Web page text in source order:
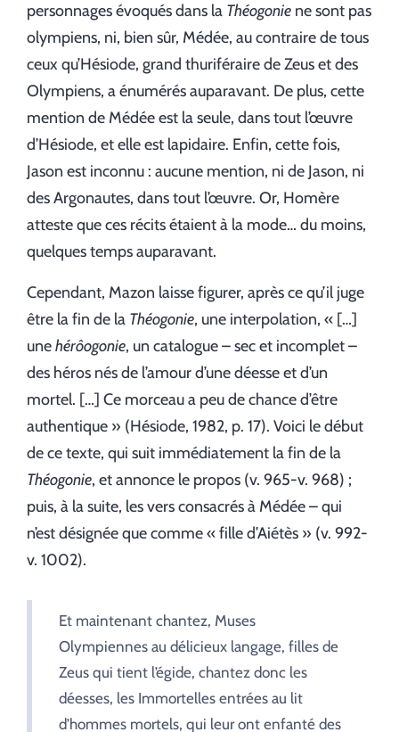
personnages évoqués dans la Théogonie ne sont pas
olympiens, ni, bien sûr, Médée, au contraire de tous
ceux qu’Hésiode, grand thuriféraire de Zeus et des
Olympiens, a énumérés auparavant. De plus, cette
mention de Médée est la seule, dans tout l’œuvre
d’Hésiode, et elle est lapidaire. Enfin, cette fois,
Jason est inconnu : aucune mention, ni de Jason, ni
des Argonautes, dans tout l’œuvre. Or, Homère
atteste que ces récits étaient à la mode… du moins,
quelques temps auparavant.
Cependant, Mazon laisse figurer, après ce qu’il juge
être la fin de la Théogonie, une interpolation, « […]
unehérôogonie, un catalogue – sec et incomplet –
des héros nés de l’amour d’une déesse et d’un
mortel. […] Ce morceau a peu de chance d’être
authentique » (Hésiode, 1982, p. 17). Voici le début
de ce texte, qui suit immédiatement la fin de la
Théogonie, et annonce le propos (v. 965-v. 968) ;
puis, à la suite, les vers consacrés à Médée – qui
n’est désignée que comme « fille d’Aiétès » (v. 992-
v. 1002).
Et maintenant chantez, Muses
Olympiennes au délicieux langage, filles de
Zeus qui tient l’égide, chantez donc les
déesses, les Immortelles entrées au lit
d’hommes mortels, qui leur ont enfanté des